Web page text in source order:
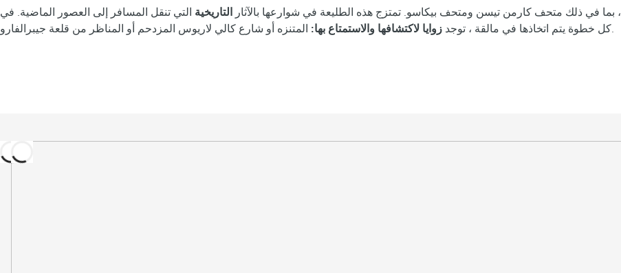
، بما في ذلك متحف كارمن تيسن ومتحف بيكاسو. تمتزج هذه الطليعة في شوارعها بالآثار التاريخية التي تنقل المسافر إلى العصور الماضية. في
كل خطوة يتم اتخاذها في مالقة ، توجد زوايا لاكتشافها والاستمتاع بها: المتنزه أو شارع كالي لاريوس المزدحم أو المناظر من قلعة جيبرالفارو.